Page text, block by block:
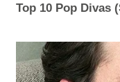
Top 10 Pop Divas